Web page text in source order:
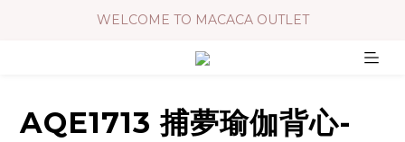
WELCOME TO MACACA OUTLET
AQE1713 捕夢瑜伽背心-